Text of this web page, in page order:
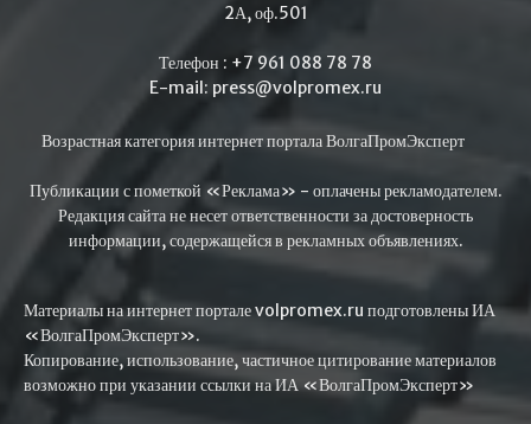
2А, оф.501
Телефон : +7 961 088 78 78
E-mail: press@volpromex.ru
Возрастная категория интернет портала ВолгаПромЭксперт
Публикации с пометкой «Реклама» - оплачены рекламодателем.
Редакция сайта не несет ответственности за достоверность
информации, содержащейся в рекламных объявлениях.
Материалы на интернет портале volpromex.ru подготовлены ИА
«ВолгаПромЭксперт».
Копирование, использование, частичное цитирование материалов
возможно при указании ссылки на ИА «ВолгаПромЭксперт»